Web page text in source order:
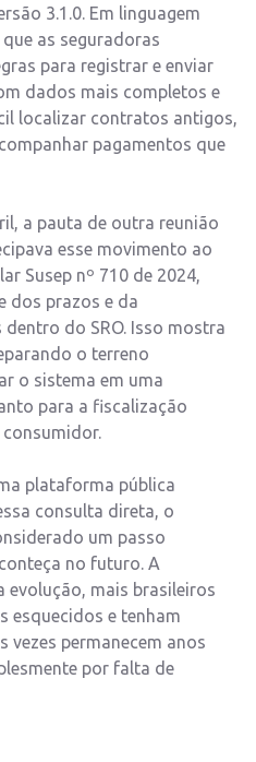
3.1.0. Em linguagem
as seguradoras
para registrar e enviar
dados mais completos e
localizar contratos antigos,
pagamentos que
a pauta de outra reunião
esse movimento ao
Susep nº 710 de 2024,
dos prazos e da
do SRO. Isso mostra
o terreno
o sistema em uma
para a fiscalização
plataforma pública
consulta direta, o
um passo
no futuro. A
evolução, mais brasileiros
esquecidos e tenham
vezes permanecem anos
por falta de